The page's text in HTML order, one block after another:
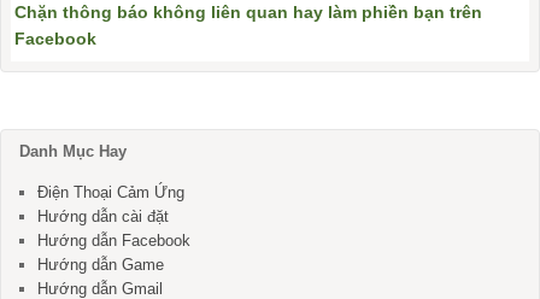
Chặn thông báo không liên quan hay làm phiền bạn trên
Facebook
Danh Mục Hay
Điện Thoại Cảm Ứng
Hướng dẫn cài đặt
Hướng dẫn Facebook
Hướng dẫn Game
Hướng dẫn Gmail